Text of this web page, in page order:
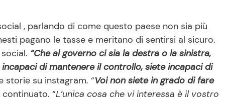
, parlando di come questo paese non sia più
pagano le tasse e meritano di sentirsi al sicuro.
“Che al governo ci sia la destra o la sinistra,
incapaci di mantenere il controllo, siete incapaci di
storie su instagram. “Voi non siete in grado di fare
“L’unica cosa che vi interessa è il vostro